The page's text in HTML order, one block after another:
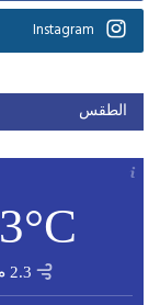
Instagram
الطقس
2.3 م\ث